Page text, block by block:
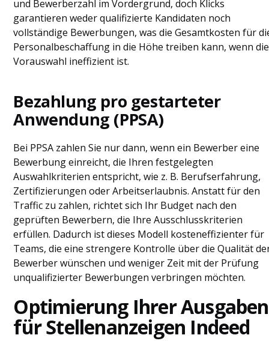
und Bewerberzahl im Vordergrund, doch Klicks
garantieren weder qualifizierte Kandidaten noch
vollständige Bewerbungen, was die Gesamtkosten für
Personalbeschaffung in die Höhe treiben kann, wenn die
Vorauswahl ineffizient ist.
Bezahlung pro gestarteter
Anwendung (PPSA)
Bei PPSA zahlen Sie nur dann, wenn ein Bewerber eine
Bewerbung einreicht, die Ihren festgelegten
Auswahlkriterien entspricht, wie z. B. Berufserfahrung,
Zertifizierungen oder Arbeitserlaubnis. Anstatt für den
Traffic zu zahlen, richtet sich Ihr Budget nach den
geprüften Bewerbern, die Ihre Ausschlusskriterien
erfüllen. Dadurch ist dieses Modell kosteneffizienter für
Teams, die eine strengere Kontrolle über die Qualität
Bewerber wünschen und weniger Zeit mit der Prüfung
unqualifizierter Bewerbungen verbringen möchten.
Optimierung Ihrer Ausgaben
für Stellenanzeigen Indeed